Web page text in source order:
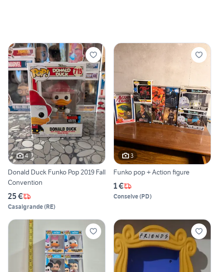
4
Donald Duck Funko Pop 2019 Fall
Convention
25 €
Casalgrande(RE)
3
Funko pop + Action figure
1 €
Conselve(PD)